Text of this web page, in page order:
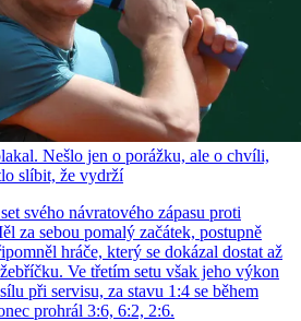
Nešlo jen o porážku, ale o chvíli,
slíbit, že vydrží
svého návratového zápasu proti
za sebou pomalý začátek, postupně
hráče, který se dokázal dostat až
Ve třetím setu však jeho výkon
při servisu, za stavu 1:4 se během
prohrál 3:6, 6:2, 2:6.